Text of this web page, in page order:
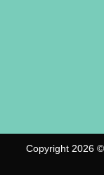
Copyright 2026 ©